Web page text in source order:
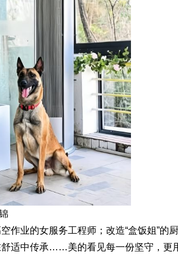
业的女服务工程师；改造“盒饭姐”的厨
舒适中传承……美的看见每一份坚守，更